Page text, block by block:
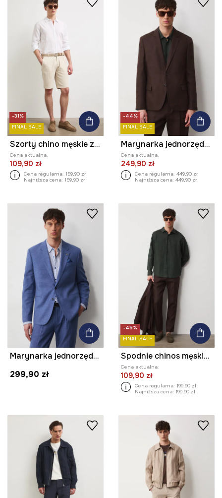
-31%
FINAL SALE
Szorty chino męskie z dodatkiem lnu regular waist
Cena aktualna:
109,90 zł
Cena regularna: 159,90 zł
Najniższa cena: 159,90 zł
-44%
FINAL SALE
Marynarka jednorzędowa męska lniana gładka
Cena aktualna:
249,90 zł
Cena regularna: 449,90 zł
Najniższa cena: 449,90 zł
Marynarka jednorzędowa męska z lnem
299,90 zł
-45%
FINAL SALE
Spodnie chinos męskie lniane gładkie
Cena aktualna:
109,90 zł
Cena regularna: 199,90 zł
Najniższa cena: 199,90 zł